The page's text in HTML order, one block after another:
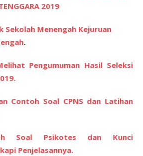
2019
Sekolah Menengah Kejuruan
.
Pengumuman Hasil Seleksi
Contoh Soal CPNS dan Latihan
Soal Psikotes dan Kunci
Penjelasannya.